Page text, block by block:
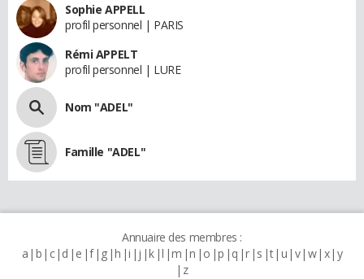
Sophie APPELL
profil personnel | PARIS
Rémi APPELT
profil personnel | LURE
Nom "ADEL"
Famille "ADEL"
Annuaire des membres :
a b c d e f g h i j k l m n o p q r s t u v w x y
z